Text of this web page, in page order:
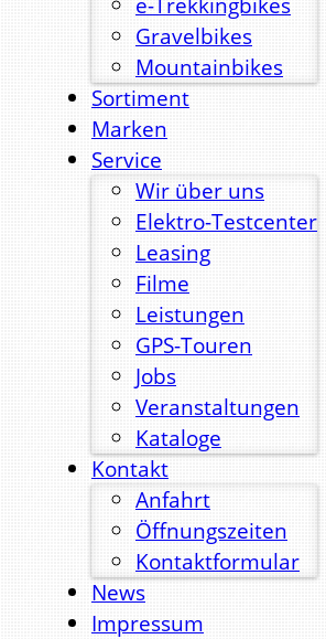
Gravelbikes
Mountainbikes
Sortiment
Marken
Service
Wir über uns
Elektro-Testcenter
Leasing
Filme
Leistungen
GPS-Touren
Jobs
Veranstaltungen
Kataloge
Kontakt
Anfahrt
Öffnungszeiten
Kontaktformular
News
Impressum